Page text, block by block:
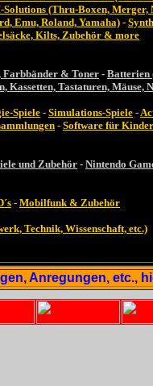
(Thru-Boxen, Merger,
Emu, Roland, Yamaha) -
Kilts, Zubehör & more
Farbbänder & Toner- Batterien
Kassetten, Tastaturen, Mäuse,
Spiele- Simulations-Spiele -
- Software für Kinder
und Zubehör- Nintendo
- Mobilfunk & Zubehör
Technik, Wissenschaft, etc.)
Anregungen, etc.,